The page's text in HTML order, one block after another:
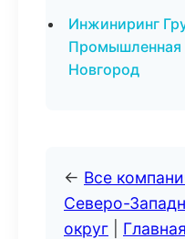
Инжиниринг
Промышленная
Новгород
← Все
Северо-
округ